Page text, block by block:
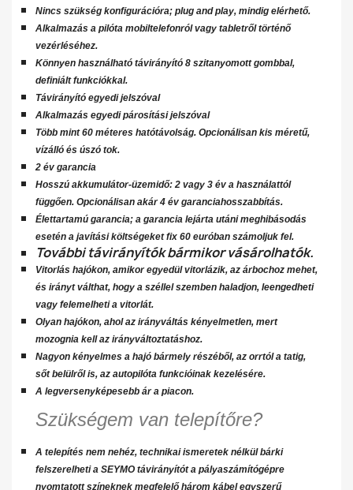
Nincs szükség konfigurációra; plug and play, mindig elérhető.
Alkalmazás a pilóta mobiltelefonról vagy tabletről történő
vezérléséhez.
Könnyen használható távirányító 8 szitanyomott gombbal,
definiált funkciókkal.
Távirányító egyedi jelszóval
Alkalmazás egyedi párosítási jelszóval
Több mint 60 méteres hatótávolság. Opcionálisan kis méretű,
vízálló és úszó tok.
2 év garancia
Hosszú akkumulátor-üzemidő: 2 vagy 3 év a használattól
függően. Opcionálisan akár 4 év garanciahosszabbítás.
Élettartamú garancia; a garancia lejárta utáni meghibásodás
esetén a javítási költségeket fix 60 euróban számoljuk fel.
További távirányítók bármikor vásárolhatók.
Vitorlás hajókon, amikor egyedül vitorlázik, az árbochoz mehet,
és irányt válthat, hogy a széllel szemben haladjon, leengedheti
vagy felemelheti a vitorlát.
Olyan hajókon, ahol az irányváltás kényelmetlen, mert
mozognia kell az irányváltoztatáshoz.
Nagyon kényelmes a hajó bármely részéből, az orrtól a tatig,
sőt belülről is, az autopilóta funkcióinak kezelésére.
A legversenyképesebb ár a piacon.
Szükségem van telepítőre?
A telepítés nem nehéz, technikai ismeretek nélkül bárki
felszerelheti a SEYMO távirányítót a pályaszámítógépre
nyomtatott színeknek megfelelő három kábel egyszerű